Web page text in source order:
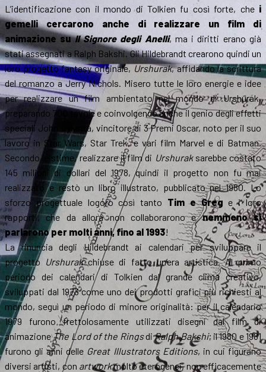
L’identificazione con il mondo di Tolkien fu così forte, che i
gemelli cercarono anche di realizzare un film di
animazione suIl Signore degli Anelli, ma i diritti erano già
stati assegnati a Ralph Bakshi. Gli Hildebrandt crearono quindi un
loro progetto fantasy originale,Urshurak, affidando la scrittura
del romanzo a Jerry Nichols. Misero tutte le loro energie e idee
per realizzare un film ambientato nel mondo di Urshurak,
preparando 700 tavole e coinvolgendo anche il genio degli effetti
speciali John Dykstra, vincitore di 3 Premi Oscar, noto per il suo
lavoro in Star Wars, Star Trek, e vari film Marvel e di Batman.
Secondo le stime, realizzare il film di Urshuraksarebbe costato
145 milioni di dollari del 1978, quindi il progetto non fu mai
realizzato e restò un libro illustrato, pubblicato nel 1980. Lo
sforzo progettuale logorò così tanto Tim e Greg e i loro
rapporti, che da allora non collaborarono enemmeno si
parlarono per molti anni, fino al 1993!
La rinuncia degli Hildebrandt ai calendari per sviluppare il
progetto Urshurakchiuse di fatto un’era artistica. Al primo
periodo dei calendari di Tolkien dal grande clima creativo,
sviluppati dal 1973 come uno dei prodotti grafici più richiesti al
mondo, seguì un periodo di minore originalità: per il calendario
1979 furono frettolosamente utilizzati disegni dal film di
animazioneThe Lord of the RingsdiRalph Bakshi; il 1980 e 1981
furono gli anni delle Great Illustrators Editions, in cui figurano
diversi artisti, con artworkmolto eterogenei, non efficacemente